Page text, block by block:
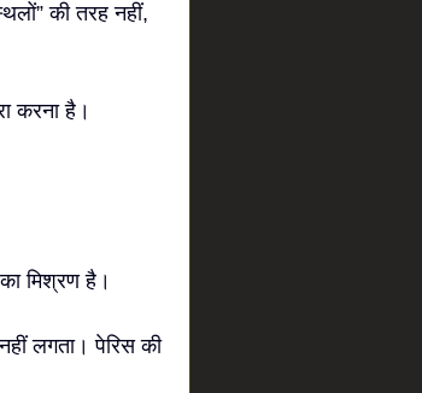
की तरह नहीं,
करना है।
मिश्रण है।
लगता। पेरिस की